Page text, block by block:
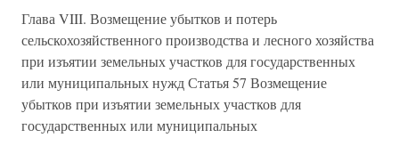
Глава VIII. Возмещение убытков и потерь
сельскохозяйственного производства и лесного хозяйства
при изъятии земельных участков для государственных
или муниципальных нужд Статья 57 Возмещение
убытков при изъятии земельных участков для
государственных или муниципальных